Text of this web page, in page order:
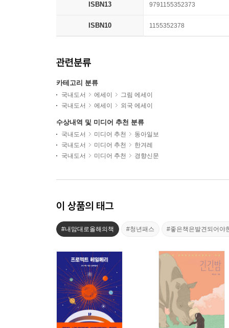
ISBN13 9791155352373
ISBN10 1155352378
관련분류
카테고리 분류
국내도서 에세이
그림 에세이
국내도서
에세이 외국 에세이
수상내역 및 미디어 추천 분류
국내도서 미디어 추천
동아일보
국내도서
미디어 추천
한겨레
국내도서
미디어 추천 경향신문
이 상품의 태그
#내맘대로올해의책 #청년패스 #좋은책은발견되어야